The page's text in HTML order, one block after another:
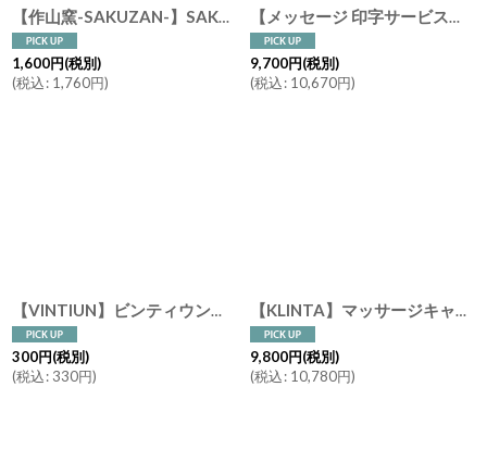
【作山窯-SAKUZAN-】SAKUZAN DAYS Sara Stripe Plate S ストライププレートS リム皿/お皿 15cm/サラ/プレート/取り皿/小皿/カフェ/磁器/日本製/陶器
1,600円(税別)
(税込: 1,760円)
【メッセージ 印字サービス】【SALIU】結 YUI 土瓶 急須 330ml ギフト 5点Set 急須セット メッセージカード 茶托 陶器 磁器 白磁 美濃焼 急須 日本製 ギフトセット
9,700円(税別)
(税込: 10,670円)
【VINTIUN】ビンティウン スタールームライト ウッドプレート デコレーションパーツ カスタマイズ オリジナル 木製立体シール 貼るだけデコ スペイン製
300円(税別)
(税込: 330円)
【KLINTA】マッサージキャンドル 900ml 85時間 Three wick candle クリンタ スウェーデン イギリス製 アロマキャンドル アロマ 香り 北欧 ギフト キャンドル 癒し ロウソク 大きなキャンドル
9,800円(税別)
(税込: 10,780円)